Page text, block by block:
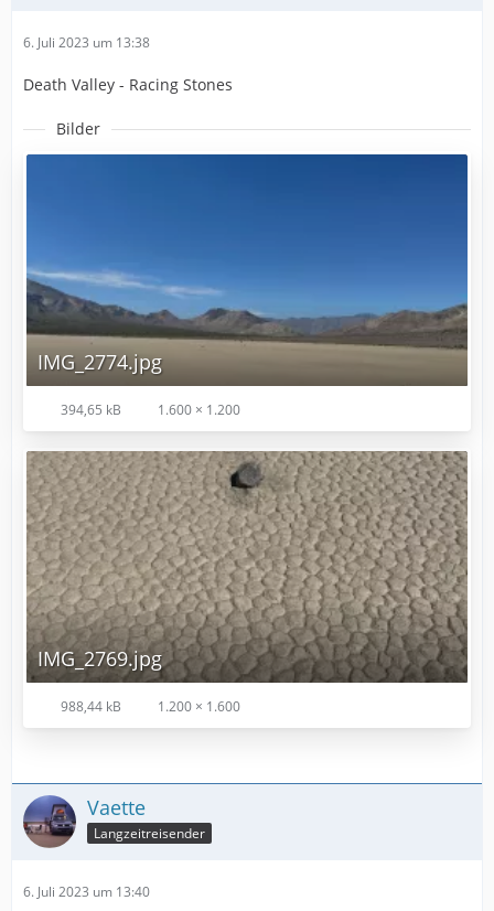
6. Juli 2023 um 13:38
Death Valley - Racing Stones
Bilder
IMG_2774.jpg
394,65 kB 1.600 × 1.200
IMG_2769.jpg
988,44 kB 1.200 × 1.600
Vaette
Langzeitreisender
6. Juli 2023 um 13:40